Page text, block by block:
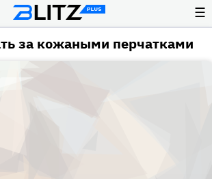
☰
за кожаными перчатками